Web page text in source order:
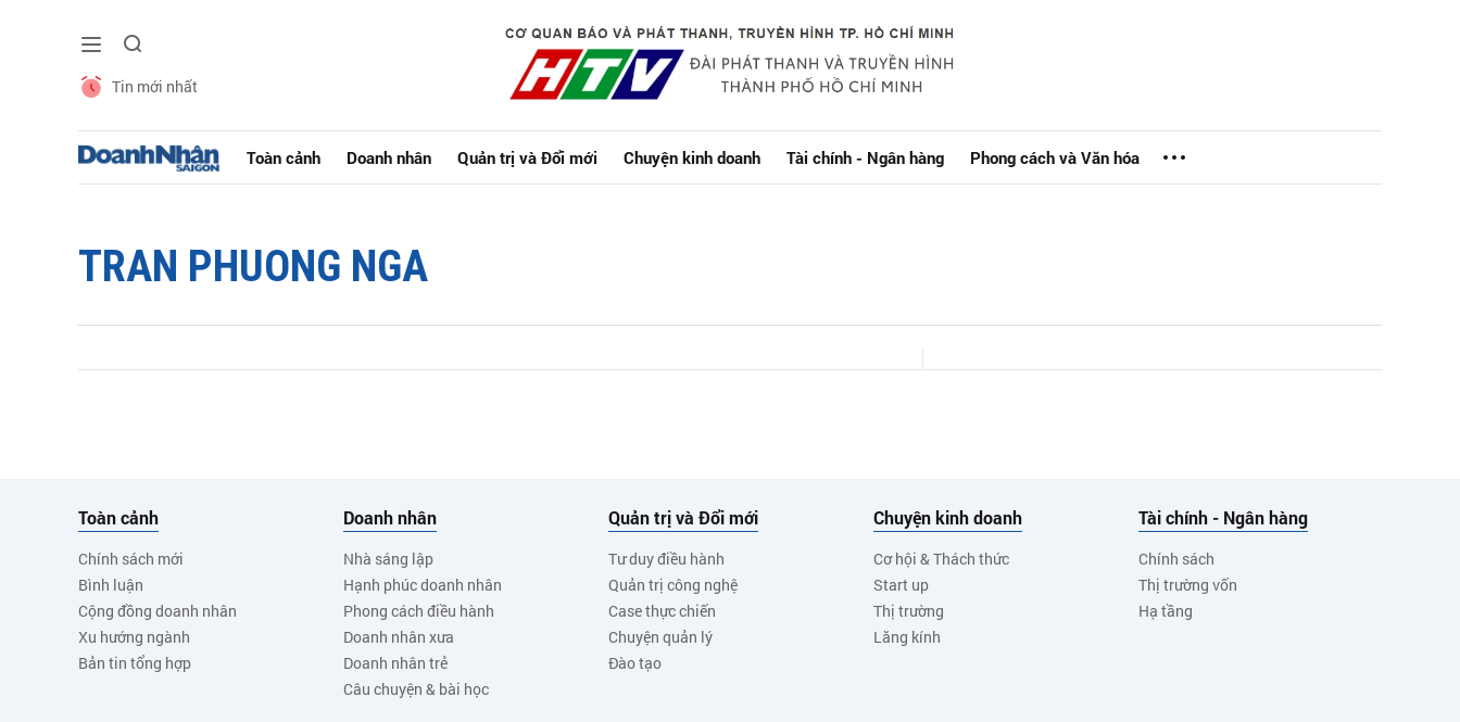
Tin mới nhất
Toàn cảnh Doanh nhân Quản trị và Đổi mới Chuyện kinh doanh Tài chính - Ngân hàng Phong cách và Văn hóa
TRAN PHUONG NGA
Toàn cảnh
Chính sách mới
Bình luận
Cộng đồng doanh nhân
Xu hướng ngành
Bản tin tổng hợp
Doanh nhân
Nhà sáng lập
Hạnh phúc doanh nhân
Phong cách điều hành
Doanh nhân xưa
Doanh nhân trẻ
Câu chuyện & bài học
Quản trị và Đổi mới
Tư duy điều hành
Quản trị công nghệ
Case thực chiến
Chuyện quản lý
Đào tạo
Chuyện kinh doanh
Cơ hội & Thách thức
Start up
Thị trường
Lăng kính
Tài chính - Ngân hàng
Chính sách
Thị trường vốn
Hạ tầng